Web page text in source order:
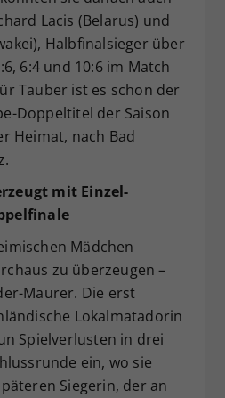
Lacis (Belarus) und
Halbfinalsieger über
6:4 und 10:6 im Match
Tauber ist es schon der
Doppeltitel der Saison
Heimat, nach Bad
mit Einzel-
Mädchen
zu überzeugen –
Maurer. Die erst
Lokalmatadorin
Spielverlusten in drei
ein, wo sie
Siegerin, der an